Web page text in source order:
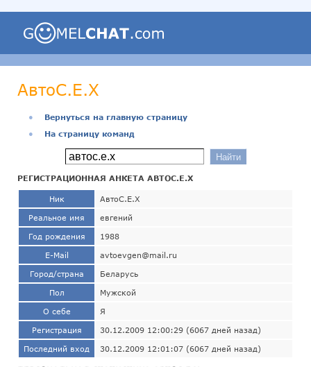
АвтоС.Е.Х
●
Вернуться на главную страницу
●
На страницу команд
РЕГИСТРАЦИОННАЯ АНКЕТА АВТОС.Е.Х
Ник АвтоС.Е.Х
Реальное имя евгений
Год рождения 1988
E-Mail avtoevgen@mail.ru
Город/страна Беларусь
Пол Мужской
О себе Я
Регистрация 30.12.2009 12:00:29 (6067 дней назад)
Последний вход 30.12.2009 12:01:07 (6067 дней назад)